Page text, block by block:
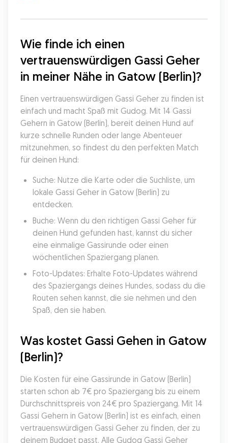
Wie finde ich einen
vertrauenswürdigen Gassi Geher
in meiner Nähe in Gatow (Berlin)?
Einen vertrauenswürdigen Gassi Geher zu finden ist
einfach und macht Spaß mit Gudog. Mit 14 Gassi
Gehern in Gatow (Berlin), bereit deinen Hund auf
kurze schnelle Runden oder lange Abenteuer
mitzunehmen, so findest du den perfekten Match
für deinen Hund:
Suche: Nutze die Karte oder die Suchliste, um
lokale Gassi Geher in Gatow (Berlin) zu
entdecken.
Buche: Wenn du den richtigen Gassi Geher für
deinen Hund gefunden hast, kannst du sicher
eine einmalige Gassirunde oder einen
wöchentlichen Spaziergang planen.
Foto-Updates: Erhalte Foto-Updates während
des Spaziergangs deines Hundes, sodass du die
Routen sehen kannst, die sie nehmen und den
Spaß, den sie haben.
Was kostet Gassi Gehen in Gatow
(Berlin)?
Die Kosten für eine Gassirunde in Gatow (Berlin)
starten schon ab 7€ pro Spaziergang bis zu einem
Durchschnittspreis von 24€ pro Spaziergang. Mit 14
Gassi Gehern in Gatow (Berlin) ist es einfach, einen
vertrauenswürdigen Gassi Geher zu finden, der zu
deinem Budget passt. Alle Gudog Gassi Geher